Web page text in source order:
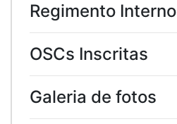
Regimento Interno
OSCs Inscritas
Galeria de fotos